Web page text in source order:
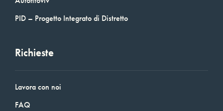
PID – Progetto Integrato di Distretto
Richieste
Lavora con noi
FAQ